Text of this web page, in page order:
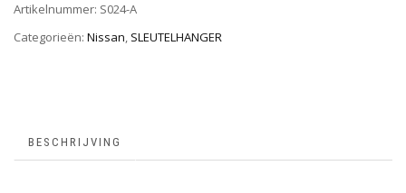
Artikelnummer: S024-A
Categorieën: Nissan, SLEUTELHANGER
BESCHRIJVING